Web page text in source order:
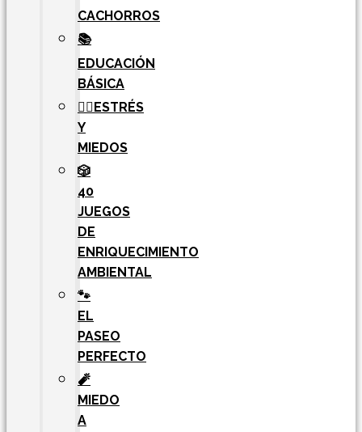
CACHORROS
📚
EDUCACIÓN
BÁSICA
🧘‍♀️ESTRÉS
Y
MIEDOS
🎲
40
JUEGOS
DE
ENRIQUECIMIENTO
AMBIENTAL
🐾
EL
PASEO
PERFECTO
🧨
MIEDO
A